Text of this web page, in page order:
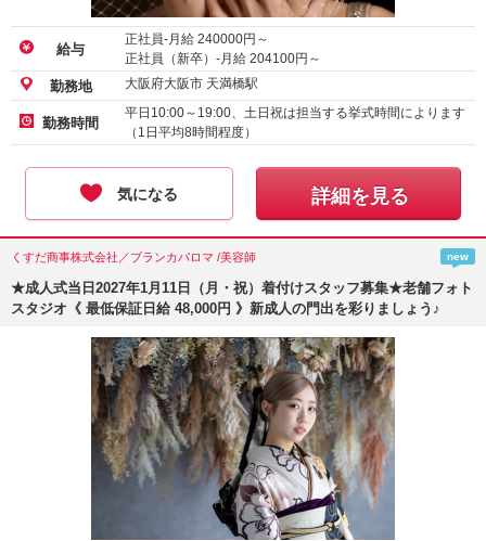
給与
正社員-月給 240000円～
正社員（新卒）-月給 204100円～
勤務地 大阪府大阪市 天満橋駅
勤務時間
平日10:00～19:00、土日祝は担当する挙式時間によります
（1日平均8時間程度）
気になる 詳細を見る
くすだ商事株式会社／ブランカパロマ /美容師 new
★成人式当日2027年1月11日（月・祝）着付けスタッフ募集★老舗フォト
スタジオ《 最低保証日給 48,000円 》新成人の門出を彩りましょう♪